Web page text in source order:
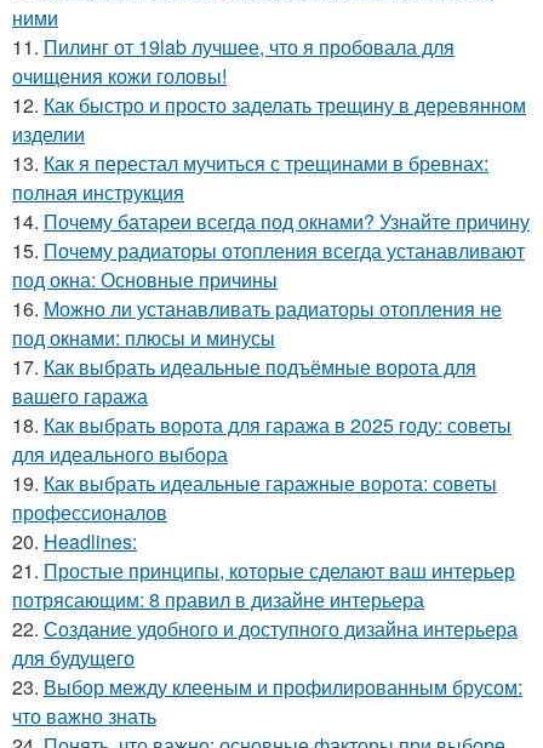
ними
11. Пилинг от 19lab лучшее, что я пробовала для
очищения кожи головы!
12. Как быстро и просто заделать трещину в деревянном
изделии
13. Как я перестал мучиться с трещинами в бревнах:
полная инструкция
14. Почему батареи всегда под окнами? Узнайте причину
15. Почему радиаторы отопления всегда устанавливают
под окна: Основные причины
16. Можно ли устанавливать радиаторы отопления не
под окнами: плюсы и минусы
17. Как выбрать идеальные подъёмные ворота для
вашего гаража
18. Как выбрать ворота для гаража в 2025 году: советы
для идеального выбора
19. Как выбрать идеальные гаражные ворота: советы
профессионалов
20. Headlines:
21. Простые принципы, которые сделают ваш интерьер
потрясающим: 8 правил в дизайне интерьера
22. Создание удобного и доступного дизайна интерьера
для будущего
23. Выбор между клееным и профилированным брусом:
что важно знать